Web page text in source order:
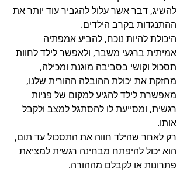
להשיג, דבר אשר עלול להגביר עוד יותר את
ההתנגדות בקרב הילדים.
היכולת להיות נוכח, להביע אמפתיה
אמיתית ברגעי משבר, ולאפשר לילד לחוות
תסכול וקושי בסביבה מוגנת ומכילה,
מחזקת את יכולת ההובלה ההורית שלנו,
מאפשרת לילד להגיע למקום של פניות
רגשית, ומסייעת לו להסתגל למצב ולקבל
אותו.
רק לאחר שהילד חווה את התסכול עד תום,
הוא יכול להיפתח מבחינה רגשית למציאת
פתרונות או לקבלם מההורה.